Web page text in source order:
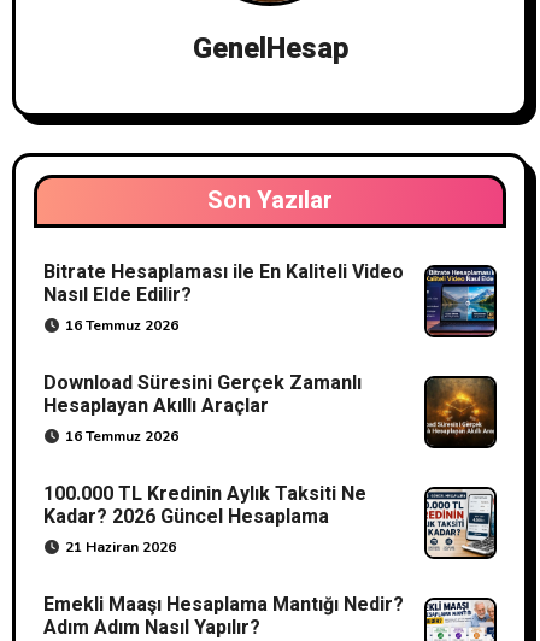
GenelHesap
Son Yazılar
Bitrate Hesaplaması ile En Kaliteli Video
Nasıl Elde Edilir?
16 Temmuz 2026
Download Süresini Gerçek Zamanlı
Hesaplayan Akıllı Araçlar
16 Temmuz 2026
100.000 TL Kredinin Aylık Taksiti Ne
Kadar? 2026 Güncel Hesaplama
21 Haziran 2026
Emekli Maaşı Hesaplama Mantığı Nedir?
Adım Adım Nasıl Yapılır?